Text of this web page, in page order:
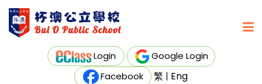
Login
Google Login
Facebook
繁 | Eng